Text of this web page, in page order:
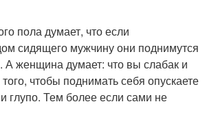
пола думает, что если
сидящего мужчину они поднимутся
А женщина думает: что вы слабак и
чтобы поднимать себя опускаете
глупо. Тем более если сами не